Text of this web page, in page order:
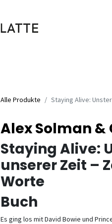
Alle Produkte Staying Alive:
Alex Solman &
Staying Alive:
unserer Zeit –
Worte
Buch
Es ging los mit David Bowie und